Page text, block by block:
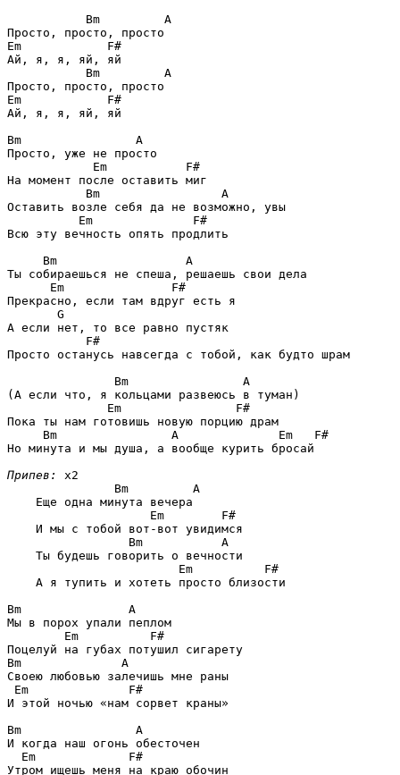
Bm         A
Em            F#
Ай, я, я, яй, яй
Bm         A
Em            F#
Ай, я, я, яй, яй
Bm                A
Просто, уже не просто
Em           F#
На момент после оставить миг
Bm                 A
Оставить возле себя да не возможно, увы
Em              F#
Всю эту вечность опять продлить
Bm                  A
Ты собираешься не спеша, решаешь свои дела
Em               F#
Прекрасно, если там вдруг есть я
G
А если нет, то все равно пустяк
F#
Просто останусь навсегда с тобой, как будто шрам
Bm                A
(А если что, я кольцами развеюсь в туман)
Em                F#
Пока ты нам готовишь новую порцию драм
Bm                A              Em   F#
Но минута и мы душа, а вообще курить бросай
Припев:
x2
Bm         A
    Еще одна минута вечера
Em        F#
    И мы с тобой вот-вот увидимся
Bm           A
    Ты будешь говорить о вечности
Em          F#
    А я тупить и хотеть просто близости
Bm               A
Мы в порох упали пеплом
Em          F#
Bm              A
Своею любовью залечишь мне раны
Em              F#
И этой ночью «нам сорвет краны»
Bm                A
И когда наш огонь обесточен
Em             F#